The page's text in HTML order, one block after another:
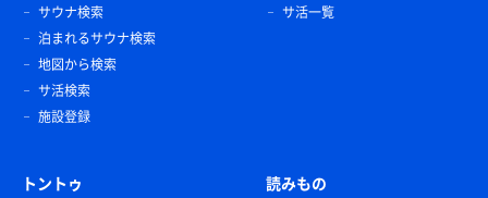
サウナ検索
泊まれるサウナ検索
地図から検索
サ活検索
施設登録
サ活一覧
トントゥ 読みもの